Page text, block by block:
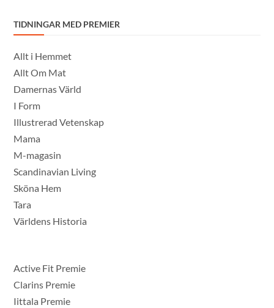
TIDNINGAR MED PREMIER
Allt i Hemmet
Allt Om Mat
Damernas Värld
I Form
Illustrerad Vetenskap
Mama
M-magasin
Scandinavian Living
Sköna Hem
Tara
Världens Historia
Active Fit Premie
Clarins Premie
Iittala Premie